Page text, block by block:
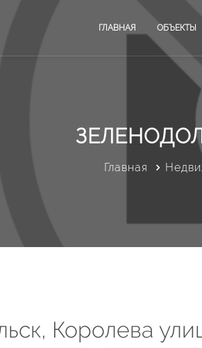
ГЛАВНАЯ ОБЪЕКТЫ
Главная
Королева